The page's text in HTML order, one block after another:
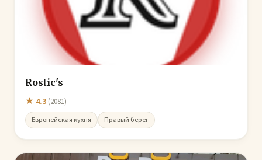
Rostic's
★ 4.3 (2081)
Европейская кухня Правый берег